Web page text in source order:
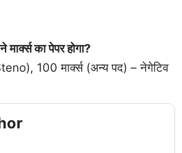
मार्क्स का पेपर होगा?
100 मार्क्स (अन्य पद) – नेगेटिव